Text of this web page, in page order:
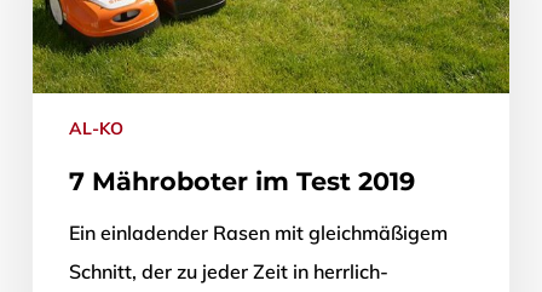
AL-KO
7 Mähroboter im Test 2019
Ein einladender Rasen mit gleichmäßigem
Schnitt, der zu jeder Zeit in herrlich-